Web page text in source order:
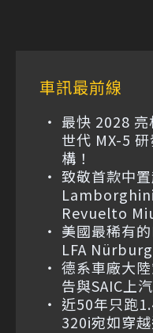
車訊最前線
最快 2028
世代 MX-5
構！
致敬首款中
Revuelto
美國最稀有
LFA
德系車廠大
告與SAIC上
近50年只跑
320i宛如穿